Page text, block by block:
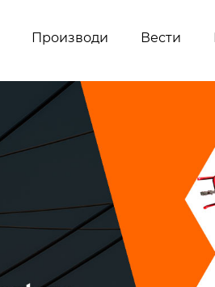
Производи Вести